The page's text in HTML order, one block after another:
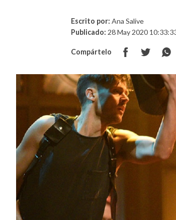
Escrito por: Ana Salive
Publicado: 28 May 2020
Compártelo